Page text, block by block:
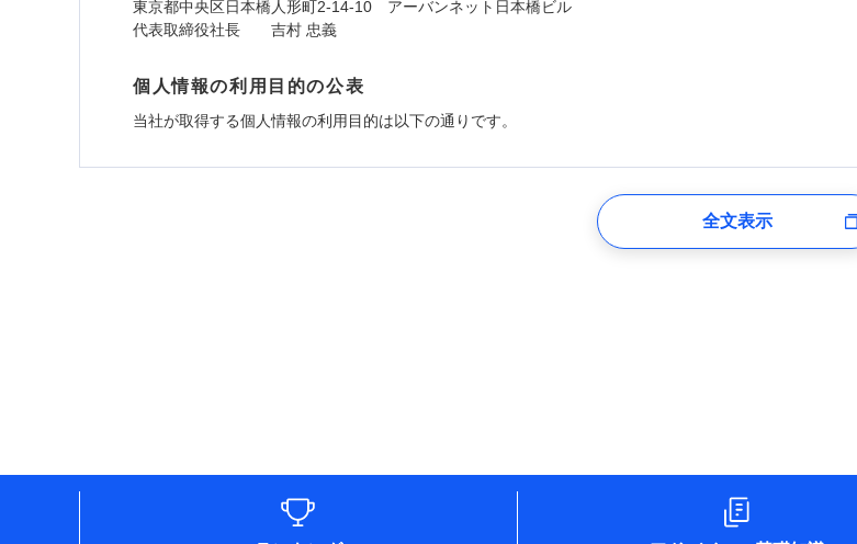
東京都中央区日本橋人形町2-14-10 アーバンネット日本橋ビル
代表取締役社長 吉村 忠義
個人情報の利用目的の公表
当社が取得する個人情報の利用目的は以下の通りです。
郵便、電話、およびＥメール等により、当社と取引のあるもしくは委託を受けている保険会社・提携会
め、また維持管理等の委託業務遂行のため、またそれらに付帯、関連する当社および提携会社のサービス
アニコム損害保険株式会社 (https://www.anicom-sompo.co.jp/)
東京海上ダイレクト損害保険株式会社 (https://www.e-design.net/)
全文表示